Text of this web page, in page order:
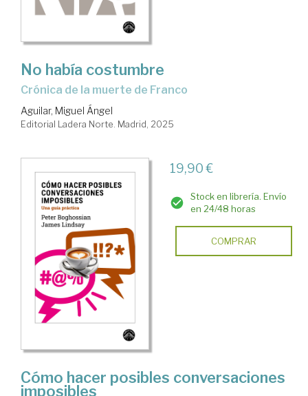
No había costumbre
Crónica de la muerte de Franco
Aguilar, Miguel Ángel
Editorial Ladera Norte. Madrid, 2025
19,90 €
Stock en librería. Envío
en 24/48 horas
COMPRAR
Cómo hacer posibles conversaciones
imposibles